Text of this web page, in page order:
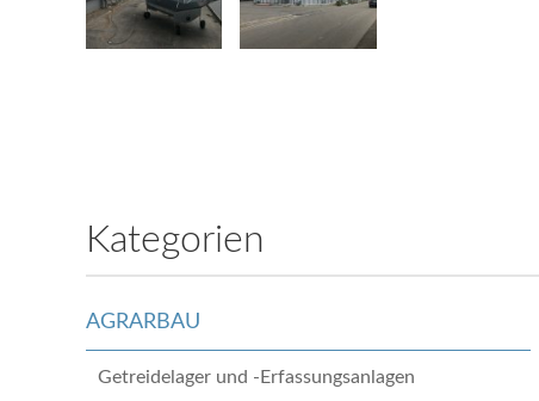
Kategorien
AGRARBAU
Getreidelager und -Erfassungsanlagen